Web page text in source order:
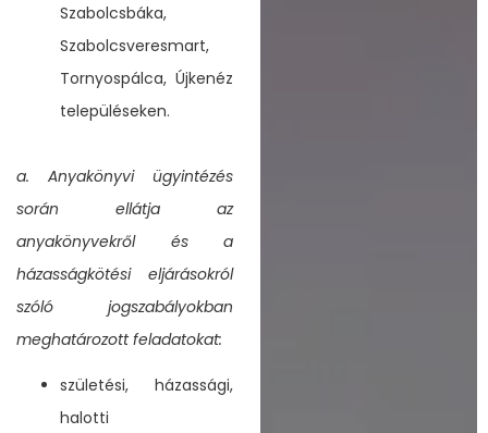
Szabolcsbáka,
Szabolcsveresmart,
Tornyospálca, Újkenéz
településeken.
a. Anyakönyvi ügyintézés
során ellátja az
anyakönyvekről és a
házasságkötési eljárásokról
szóló jogszabályokban
meghatározott feladatokat:
születési, házassági,
halotti